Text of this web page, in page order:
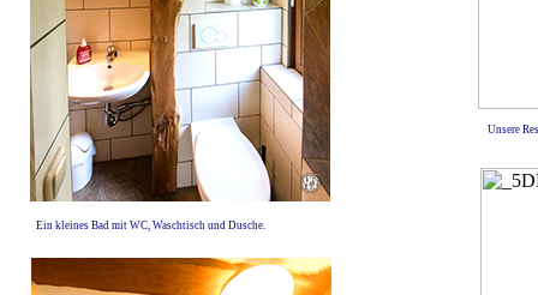
Ein kleines Bad mit WC, Waschtisch und Dusche.
Unsere